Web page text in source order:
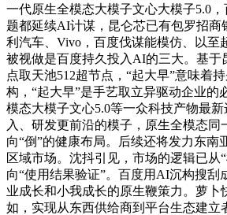
一代原生全模态大模子文心大模子5.0
题都延续AI计谋，昆仑芯已有包罗招商
利汽车、Vivo，百度伐谋能模仿、以至
被视做是百度持久投入AI的三大。基于
点取天池512超节点，“起大早”意味着
构，“起大早”是手艺取立异驱动企业的
模态大模子文心5.0等一众科技产物最
入、研发更前沿的模子，原生全模态同
向“倒”的健康布局。后续还将发力东南
区域市场。沈抖引见，市场的逻辑已从
向“使用结果验证”。百度用AI沉构搜刮
业成长和小我成长的原生鞭策力。萝卜
如，实现从东西供给商到平台生态建立